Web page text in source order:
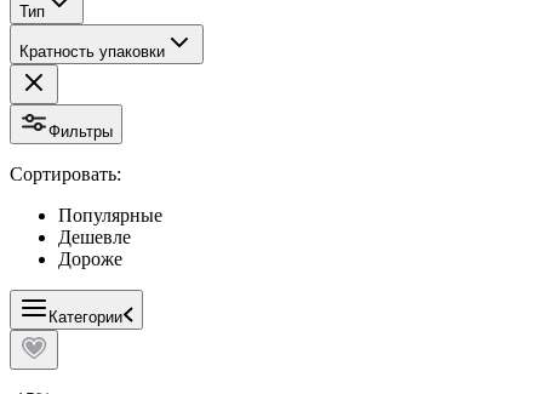
Тип
Кратность упаковки
Фильтры
Сортировать:
Популярные
Дешевле
Дороже
Категории